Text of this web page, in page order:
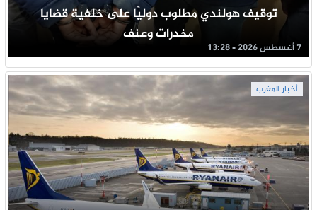
توقيف هولندي مطلوب دوليًا على خلفية قضايا
مخدرات وعنف
7 أغسطس 2026 - 13:28
أخبار المغرب